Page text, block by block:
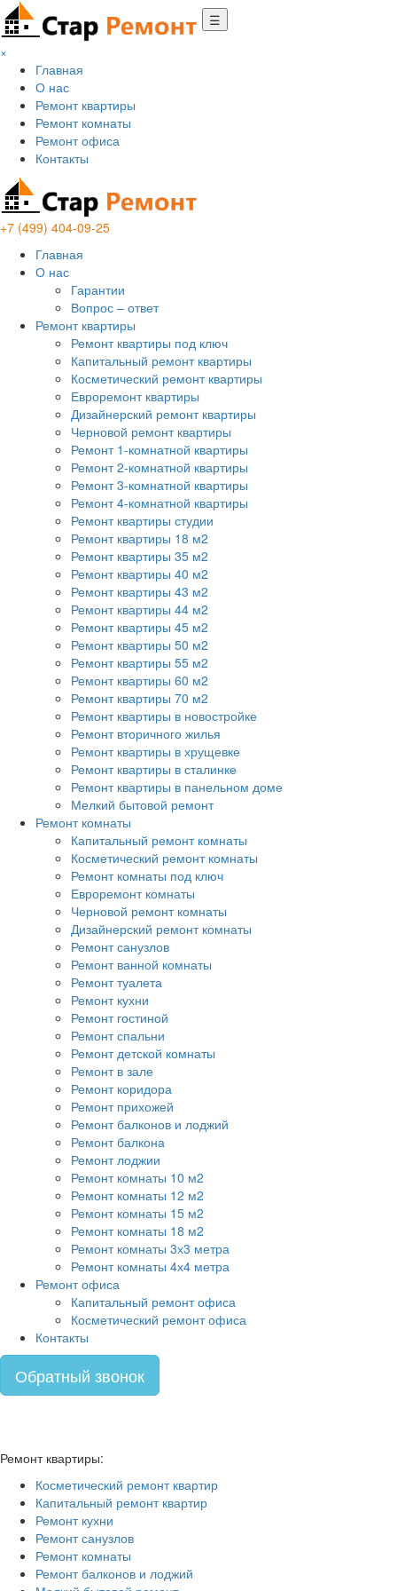
☰
×
Главная
О нас
Ремонт квартиры
Ремонт комнаты
Ремонт офиса
Контакты
+7 (499) 404-09-25
Главная
О нас
Гарантии
Вопрос – ответ
Ремонт квартиры
Ремонт квартиры под ключ
Капитальный ремонт квартиры
Косметический ремонт квартиры
Евроремонт квартиры
Дизайнерский ремонт квартиры
Черновой ремонт квартиры
Ремонт 1-комнатной квартиры
Ремонт 2-комнатной квартиры
Ремонт 3-комнатной квартиры
Ремонт 4-комнатной квартиры
Ремонт квартиры студии
Ремонт квартиры 18 м2
Ремонт квартиры 35 м2
Ремонт квартиры 40 м2
Ремонт квартиры 43 м2
Ремонт квартиры 44 м2
Ремонт квартиры 45 м2
Ремонт квартиры 50 м2
Ремонт квартиры 55 м2
Ремонт квартиры 60 м2
Ремонт квартиры 70 м2
Ремонт квартиры в новостройке
Ремонт вторичного жилья
Ремонт квартиры в хрущевке
Ремонт квартиры в сталинке
Ремонт квартиры в панельном доме
Мелкий бытовой ремонт
Ремонт комнаты
Капитальный ремонт комнаты
Косметический ремонт комнаты
Ремонт комнаты под ключ
Евроремонт комнаты
Черновой ремонт комнаты
Дизайнерский ремонт комнаты
Ремонт санузлов
Ремонт ванной комнаты
Ремонт туалета
Ремонт кухни
Ремонт гостиной
Ремонт спальни
Ремонт детской комнаты
Ремонт в зале
Ремонт коридора
Ремонт прихожей
Ремонт балконов и лоджий
Ремонт балкона
Ремонт лоджии
Ремонт комнаты 10 м2
Ремонт комнаты 12 м2
Ремонт комнаты 15 м2
Ремонт комнаты 18 м2
Ремонт комнаты 3х3 метра
Ремонт комнаты 4х4 метра
Ремонт офиса
Капитальный ремонт офиса
Косметический ремонт офиса
Контакты
Обратный звонок
Ремонт квартиры:
Косметический ремонт квартир
Капитальный ремонт квартир
Ремонт кухни
Ремонт санузлов
Ремонт комнаты
Ремонт балконов и лоджий